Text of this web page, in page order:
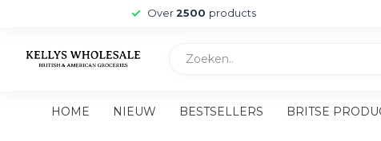
Over 2500 products
HOME NIEUW BESTSELLERS BRITSE